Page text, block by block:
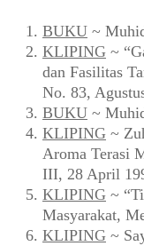
BUKU ~
KLIPING ~
dan Fasilitas
No. 83,
BUKU ~
KLIPING ~
Aroma Terasi
III, 28 April
KLIPING ~
Masyarakat,
KLIPING ~